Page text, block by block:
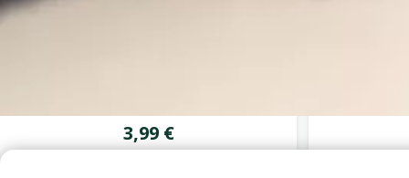
Цена
3,99 €